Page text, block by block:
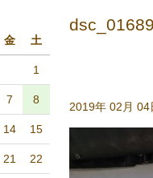
金 土
1
7 8
14 15
21 22
2019年 02月 04